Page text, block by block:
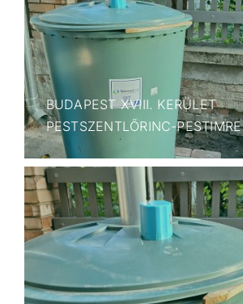
BUDAPEST XVIII. KERÜLET
PESTSZENTLŐRINC-PESTIMRE